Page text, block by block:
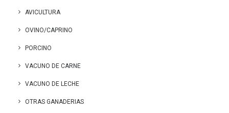
AVICULTURA
OVINO/CAPRINO
PORCINO
VACUNO DE CARNE
VACUNO DE LECHE
OTRAS GANADERIAS